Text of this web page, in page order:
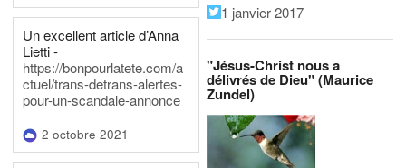
Un excellent article d’Anna
Lietti -
https://bonpourlatete.com/a
ctuel/trans-detrans-alertes-
pour-un-scandale-annonce
2 octobre 2021
1 janvier 2017
"Jésus-Christ nous a
délivrés de Dieu" (Maurice
Zundel)